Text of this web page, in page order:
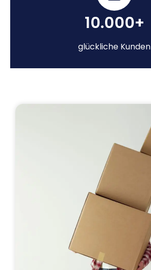
10.000+
glückliche Kunden